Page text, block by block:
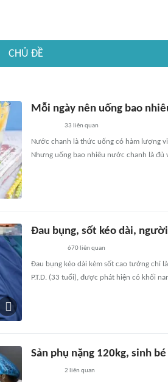
CHỦ ĐỀ
Mỗi ngày nên uống bao
33 liên quan
Nước chanh là thức uống có hàm lượng
Nhưng uống bao nhiêu nước chanh là đủ
Đau bụng, sốt kéo dài,
670 liên quan
Đau bụng kéo dài kèm sốt cao tưởng chỉ
P.T.D. (33 tuổi), được phát hiện có khối
Sản phụ nặng 120kg, sinh
2 liên quan